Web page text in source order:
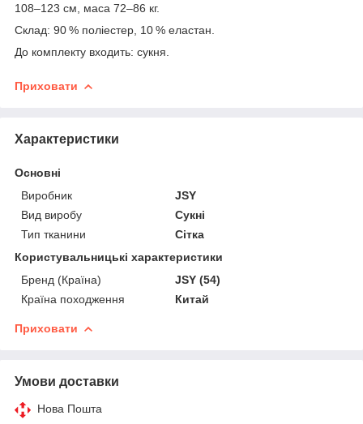
108–123 см, маса 72–86 кг.
Склад: 90 % поліестер, 10 % еластан.
До комплекту входить: сукня.
Приховати
Характеристики
Основні
Виробник
JSY
Вид виробу
Сукні
Тип тканини
Сітка
Користувальницькі характеристики
Бренд (Країна)
JSY (54)
Країна походження
Китай
Приховати
Умови доставки
Нова Пошта